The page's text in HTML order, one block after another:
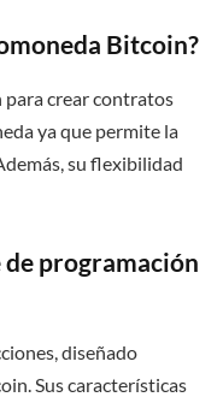
Bitcoin?
para crear contratos
ya que permite la
su flexibilidad
de programación
diseñado
Sus características